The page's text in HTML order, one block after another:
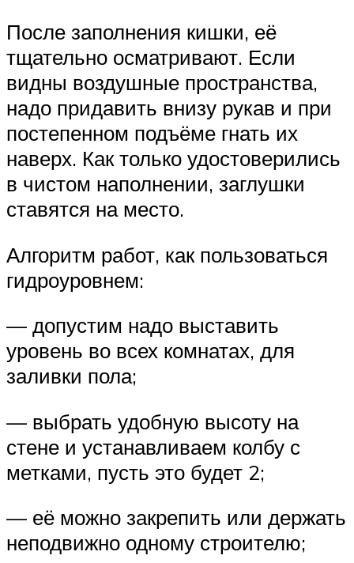
После заполнения кишки, её
тщательно осматривают. Если
видны воздушные пространства,
надо придавить внизу рукав и при
постепенном подъёме гнать их
наверх. Как только удостоверились
в чистом наполнении, заглушки
ставятся на место.
Алгоритм работ, как пользоваться
гидроуровнем:
— допустим надо выставить
уровень во всех комнатах, для
заливки пола;
— выбрать удобную высоту на
стене и устанавливаем колбу с
метками, пусть это будет 2;
— её можно закрепить или держать
неподвижно одному строителю;